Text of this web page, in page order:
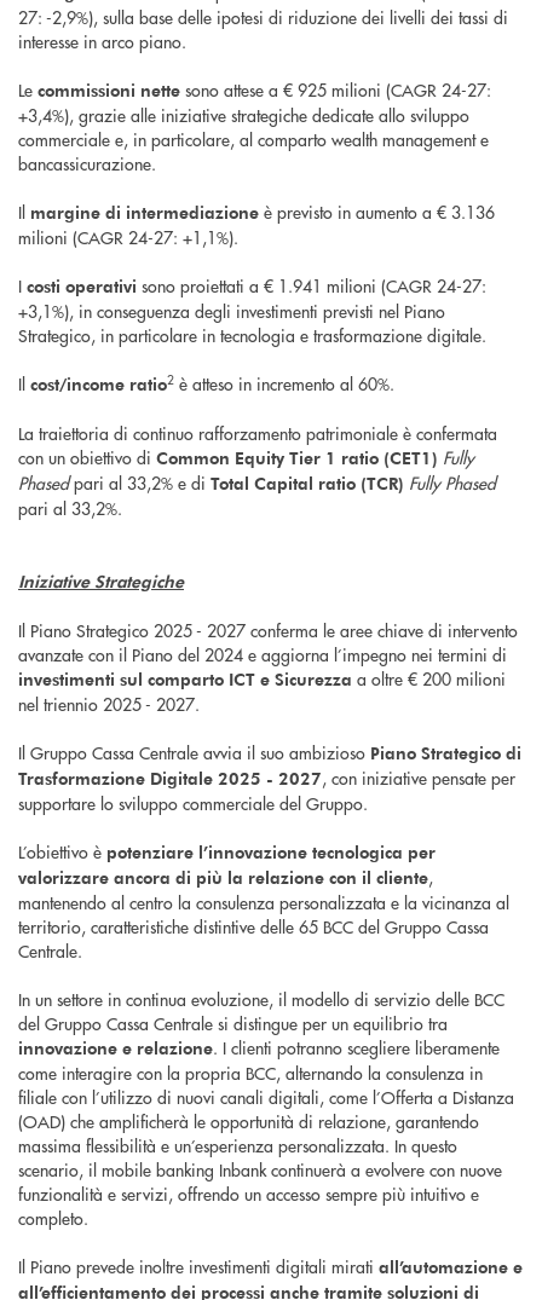
27: -2,9%), sulla base delle ipotesi di riduzione dei livelli dei tassi di
interesse in arco piano.
Le commissioni nette sono attese a € 925 milioni (CAGR 24-27:
+3,4%), grazie alle iniziative strategiche dedicate allo sviluppo
commerciale e, in particolare, al comparto wealth management e
bancassicurazione.
Il margine di intermediazione è previsto in aumento a € 3.136
milioni (CAGR 24-27: +1,1%).
I costi operativi sono proiettati a € 1.941 milioni (CAGR 24-27:
+3,1%), in conseguenza degli investimenti previsti nel Piano
Strategico, in particolare in tecnologia e trasformazione digitale.
Il cost/income ratio2 è atteso in incremento al 60%.
La traiettoria di continuo rafforzamento patrimoniale è confermata
con un obiettivo di Common Equity Tier 1 ratio (CET1) Fully
Phasedpari al 33,2% e di Total Capital ratio (TCR) Fully Phased
pari al 33,2%.
Iniziative Strategiche
Il Piano Strategico 2025 - 2027 conferma le aree chiave di intervento
avanzate con il Piano del 2024 e aggiorna l’impegno nei termini di
investimenti sul comparto ICT e Sicurezza a oltre € 200 milioni
nel triennio 2025 - 2027.
Il Gruppo Cassa Centrale avvia il suo ambizioso Piano Strategico di
Trasformazione Digitale 2025 - 2027, con iniziative pensate per
supportare lo sviluppo commerciale del Gruppo.
L’obiettivo è potenziare l’innovazione tecnologica per
valorizzare ancora di più la relazione con il cliente,
mantenendo al centro la consulenza personalizzata e la vicinanza al
territorio, caratteristiche distintive delle 65 BCC del Gruppo Cassa
Centrale.
In un settore in continua evoluzione, il modello di servizio delle BCC
del Gruppo Cassa Centrale si distingue per un equilibrio tra
innovazione e relazione. I clienti potranno scegliere liberamente
come interagire con la propria BCC, alternando la consulenza in
filiale con l’utilizzo di nuovi canali digitali, come l’Offerta a Distanza
(OAD) che amplificherà le opportunità di relazione, garantendo
massima flessibilità e un’esperienza personalizzata. In questo
scenario, il mobile banking Inbank continuerà a evolvere con nuove
funzionalità e servizi, offrendo un accesso sempre più intuitivo e
completo.
Il Piano prevede inoltre investimenti digitali mirati all’automazione e
all’efficientamento dei processi anche tramite soluzioni di